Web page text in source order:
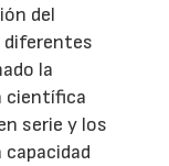
del
diferentes
la
científica
serie y los